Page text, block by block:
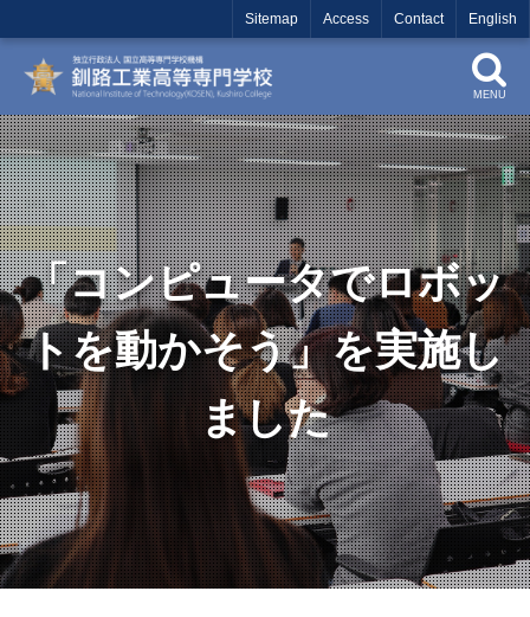
Sitemap Access Contact English
MENU
「コンピュータでロボッ
トを動かそう」を実施し
ました